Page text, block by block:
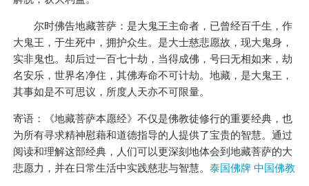
尔时佛告地藏菩萨：是大鬼王主命者，已曾经百千生，作
大鬼王，于生死中，拥护众生。是大士慈悲愿故，现大鬼身，
实非鬼也。却后过一百七十劫，当得成佛，号曰无相如来，劫
名安乐，世界名净住，其佛寿命不可计劫。地藏，是大鬼王，
其事如是不可思议，所度人天亦不可限量。
寄语：《地藏菩萨本愿经》不仅是佛教徒修行的重要经典，也
为所有寻求精神慰藉和道德指导的人提供了宝贵的智慧。通过
阅读和理解这部经典，人们可以更深刻地体会到地藏菩萨的大
悲愿力，并在日常生活中实践慈悲与智慧。 泰国佛牌 中国佛教